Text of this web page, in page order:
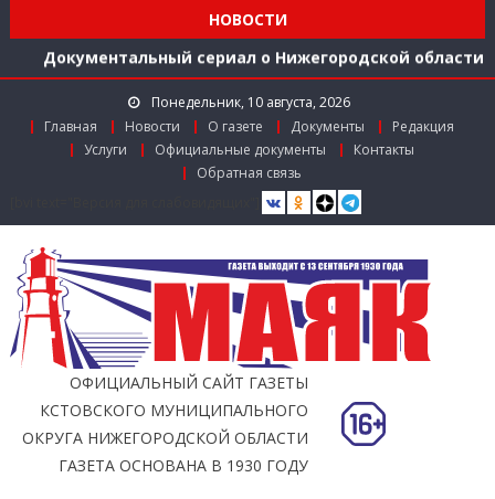
НОВОСТИ
Расширяем международное сотрудничество
Документальный сериал о Нижегородской области
Более 40 организаций-лидеров строительства
Нижегородской области получили награды в канун
Дня строителя
Использование беспилотников для выявления
незаконного сброса мусора с грузовиков начали
тестировать в Нижегородской области
Более 350 тысяч граждан стали пользователями
«Карты жителя Нижегородской области» к
середине 2026 года
Расширяем международное сотрудничество
Понедельник, 10 августа, 2026
Главная
Новости О газете Документы
Редакция
Услуги
Официальные документы
Контакты
Обратная связь
ОФИЦИАЛЬНЫЙ САЙТ ГАЗЕТЫ
КСТОВСКОГО МУНИЦИПАЛЬНОГО
ОКРУГА НИЖЕГОРОДСКОЙ ОБЛАСТИ
ГАЗЕТА ОСНОВАНА В 1930 ГОДУ